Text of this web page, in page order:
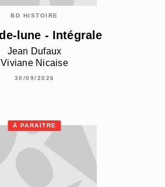
BD HISTOIRE
lune - Intégrale
Jean Dufaux
Viviane Nicaise
30/09/2026
À PARAÎTRE